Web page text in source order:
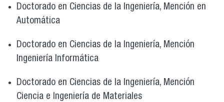
Doctorado en Ciencias de la Ingeniería, Mención en
Automática
Doctorado en Ciencias de la Ingeniería, Mención
Ingeniería Informática
Doctorado en Ciencias de la Ingeniería, Mención
Ciencia e Ingeniería de Materiales